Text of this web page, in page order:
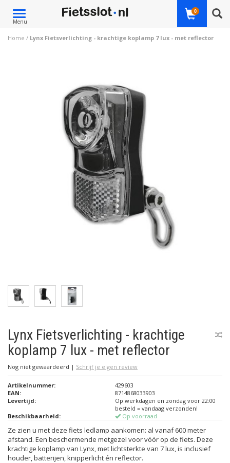
Toggle
navigation
Menu
0
Home / Lynx Fietsverlichting - krachtige koplamp 7 lux - met reflector
Lynx Fietsverlichting - krachtige
koplamp 7 lux - met reflector
Nog niet gewaardeerd | Schrijf je eigen review
Artikelnummer:
429603
EAN:
8714868033903
Levertijd:
Op werkdagen en zondag voor 22:00
besteld = vandaag verzonden!
Beschikbaarheid:
Op voorraad
Ze zien u met deze fiets ledlamp aankomen: al vanaf 600 meter
afstand. Een beschermende metgezel voor vóór op de fiets. Deze
krachtige koplamp van Lynx, met lichtsterkte van 7 lux, is inclusief
houder, batterijen, knipperlicht én reflector.